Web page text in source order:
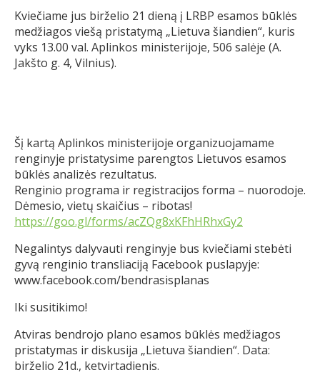
Kviečiame jus birželio 21 dieną į LRBP esamos būklės
medžiagos viešą pristatymą „Lietuva šiandien“, kuris
vyks 13.00 val. Aplinkos ministerijoje, 506 salėje (A.
Jakšto g. 4, Vilnius).
Šį kartą Aplinkos ministerijoje organizuojamame
renginyje pristatysime parengtos Lietuvos esamos
būklės analizės rezultatus.
Renginio programa ir registracijos forma – nuorodoje.
Dėmesio, vietų skaičius – ribotas!
https://goo.gl/forms/acZQg8xKFhHRhxGy2
Negalintys dalyvauti renginyje bus kviečiami stebėti
gyvą renginio transliaciją Facebook puslapyje:
www.facebook.com/bendrasisplanas
Iki susitikimo!
Atviras bendrojo plano esamos būklės medžiagos
pristatymas ir diskusija „Lietuva šiandien“. Data:
birželio 21d., ketvirtadienis.